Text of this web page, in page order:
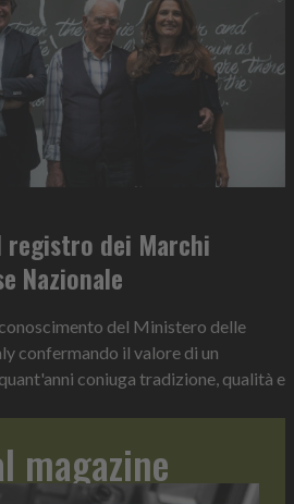
dei Marchi
Nazionale
del Ministero delle
confermando il valore di un
coniuga tradizione, qualità e
magazine